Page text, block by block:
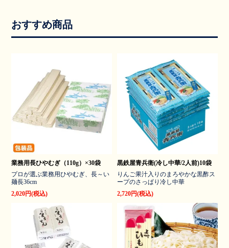
おすすめ商品
業務用長ひやむぎ（110g）×30袋
プロが選ぶ業務用ひやむぎ、長～い
麺長36cm
2,020円(税込)
黒鉄屋青兵衛(冷し中華/2人前)10袋
りんご果汁入りのまろやかな黒酢ス
ープのさっぱり冷し中華
2,720円(税込)